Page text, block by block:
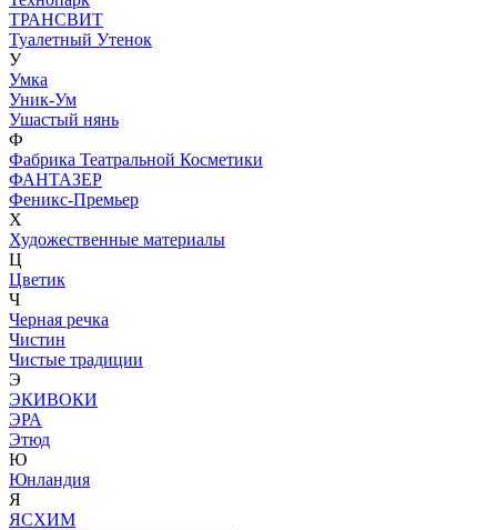
ТРАНСВИТ
Туалетный Утенок
У
Умка
Уник-Ум
Ушастый нянь
Ф
Фабрика Театральной Косметики
ФАНТАЗЕР
Феникс-Премьер
Х
Художественные материалы
Ц
Цветик
Ч
Черная речка
Чистин
Чистые традиции
Э
ЭКИВОКИ
ЭРА
Этюд
Ю
Юнландия
Я
ЯСХИМ